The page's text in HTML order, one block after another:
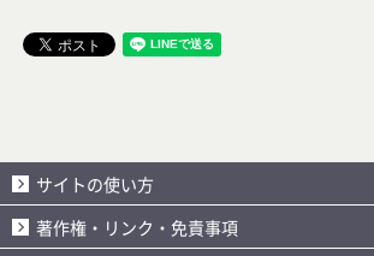
サイトの使い方
著作権・リンク・免責事項